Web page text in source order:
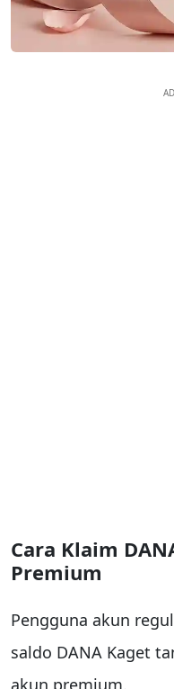
Cara Klaim
Premium
Pengguna akun
saldo DANA Kaget